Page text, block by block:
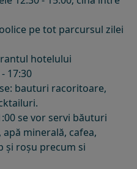
pe tot parcursul zilei
hotelului
17:30
bauturi racoritoare,
se vor servi băuturi
minerală, cafea,
și roșu precum si